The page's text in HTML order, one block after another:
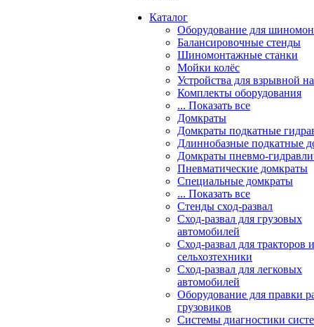
Каталог
Оборудование для
Балансировочные стенды
Шиномонтажные станки
Мойки колёс
Устройства для взрывной
Комплекты оборудования
... Показать все
Домкраты
Домкраты подкатные
Длиннобазные подкатные
Домкраты пневмо-
Пневматические домкраты
Специальные домкраты
... Показать все
Стенды сход-развал
Сход-развал для грузовых
автомобилей
Сход-развал для тракторов и
сельхозтехники
Сход-развал для легковых
автомобилей
Оборудование для правки
грузовиков
Системы диагностики